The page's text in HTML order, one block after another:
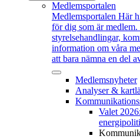
Medlemsportalen
Medlemsportalen Här
för dig som är medlem.
styrelsehandlingar,
information om våra
att bara nämna en del
Medlemsnyheter
Analyser &
Valet